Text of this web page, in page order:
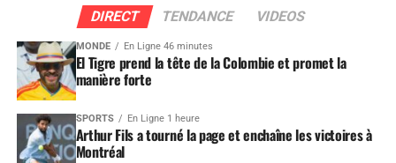
DIRECT TENDANCE VIDEOS
MONDE En Ligne 46 minutes
El Tigre prend la tête de la Colombie et promet la
manière forte
SPORTS En Ligne 1 heure
Arthur Fils a tourné la page et enchaîne les victoires à
Montréal